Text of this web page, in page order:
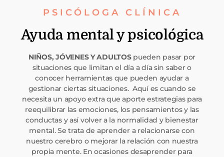
PSICÓLOGA CLÍNICA
Ayuda mental y psicológica
NIÑOS, JÓVENES Y ADULTOS pueden pasar por
situaciones que limitan el día a día sin saber o
conocer herramientas que pueden ayudar a
gestionar ciertas situaciones. Aquí es cuando se
necesita un apoyo extra que aporte estrategias para
reequilibrar las emociones, los pensamientos y las
conductas y así volver a la normalidad y bienestar
mental. Se trata de aprender a relacionarse con
nuestro cerebro o mejorar la relación con nuestra
propia mente. En ocasiones desaprender para